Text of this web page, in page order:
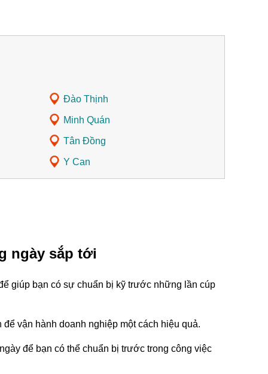
Đào Thịnh
Minh Quán
Tân Đồng
Y Can
ngày sắp tới
giúp bạn có sự chuẩn bị kỹ trước những lần cúp
vận hành doanh nghiệp một cách hiệu quả.
để bạn có thể chuẩn bị trước trong công việc